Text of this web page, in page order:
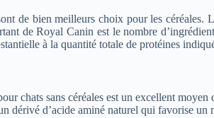
de bien meilleurs choix pour les
de Royal Canin est le nombre
à la quantité totale de protéines
chats sans céréales est un excellent
dérivé d’acide aminé naturel qui favorise un